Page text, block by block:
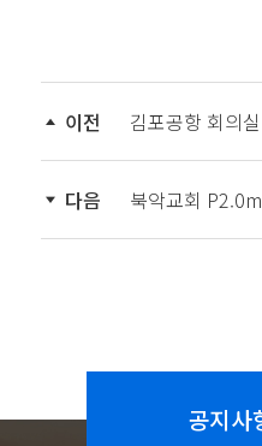
이전 김포공항 회의
다음 북악교회
공지사